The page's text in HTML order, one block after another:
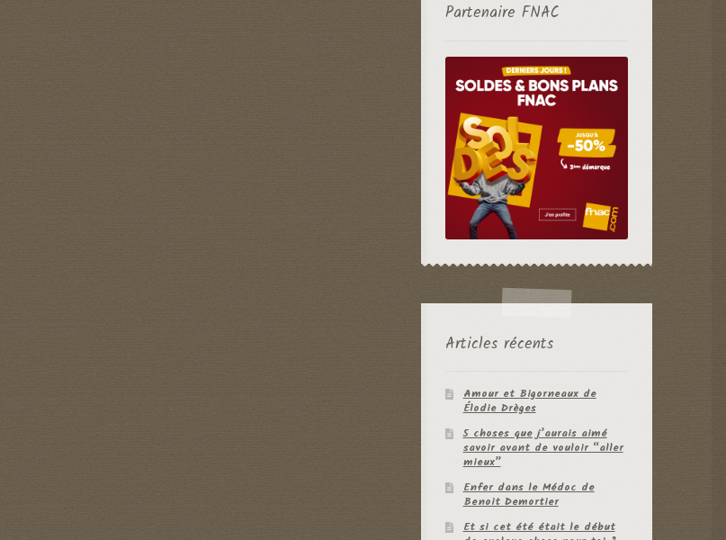
Partenaire FNAC
Articles récents
Amour et Bigorneaux de
Élodie Drèges
5 choses que j’aurais aimé
savoir avant de vouloir “aller
mieux”
Enfer dans le Médoc de
Benoit Demortier
Et si cet été était le début